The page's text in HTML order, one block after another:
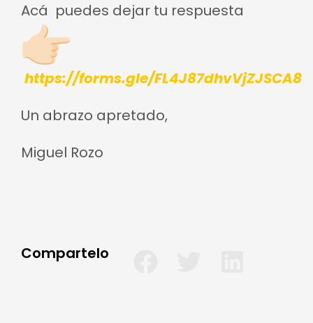
Acá puedes dejar tu respuesta
https://forms.gle/FL4J87dhvVjZJSCA8
Un abrazo apretado,
Miguel Rozo
Compartelo